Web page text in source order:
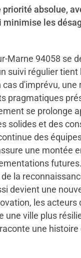
absolue,
les
Marne 94058 se
suivi régulier tient
cas d'imprévu, une
pragmatiques
se prolonge
solides et des
des
une montée
la
devient une
les acteurs
une ville plus
une histoire